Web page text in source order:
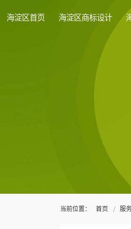
海淀区首页 海淀区商标设计
当前位置： 首页 服